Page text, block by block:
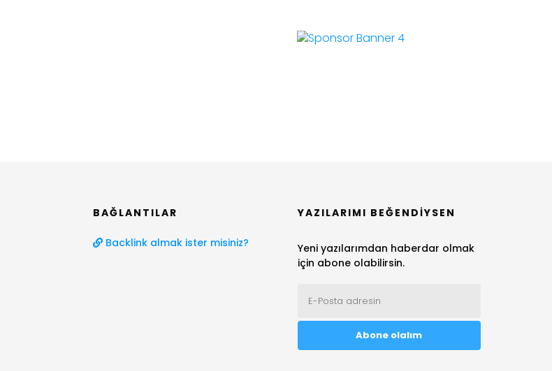
BAĞLANTILAR
Backlink almak ister misiniz?
YAZILARIMI BEĞENDIYSEN
Yeni yazılarımdan haberdar olmak
için abone olabilirsin.